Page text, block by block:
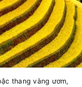
thang vàng ươm,